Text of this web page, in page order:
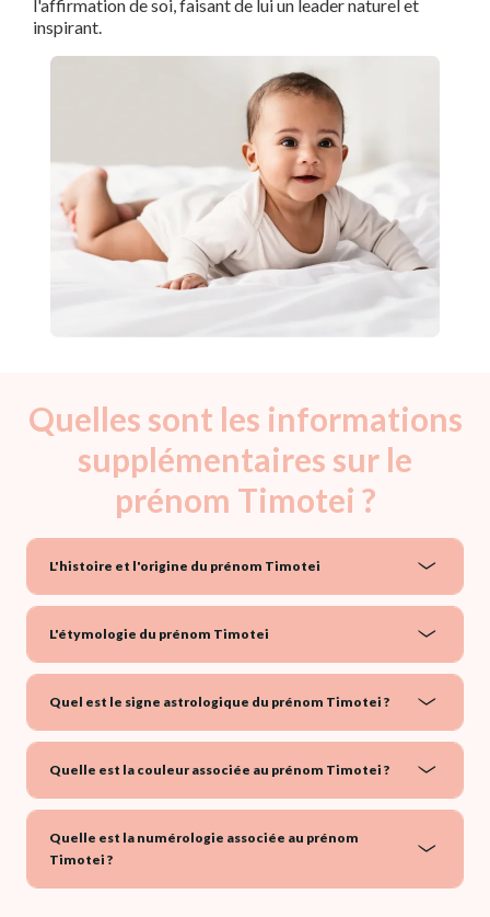
l'affirmation de soi, faisant de lui un leader naturel et
inspirant.
Quelles sont les informations
supplémentaires sur le
prénom Timotei ?
L'histoire et l'origine du prénom Timotei
L'étymologie du prénom Timotei
Quel est le signe astrologique du prénom Timotei ?
Quelle est la couleur associée au prénom Timotei ?
Quelle est la numérologie associée au prénom
Timotei ?